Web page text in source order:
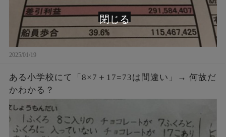
2025/01/19
ある小学校にて「8×7＋17=73は間違い」→ 何故だ
かわかる？
閉じる